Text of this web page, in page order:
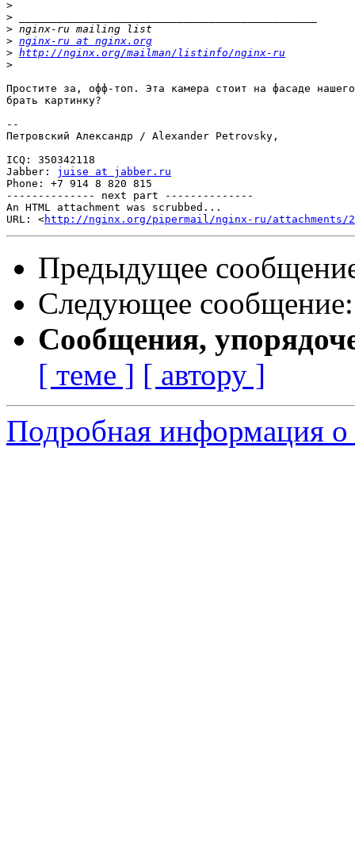
>
>
>
> nginx-ru at nginx.org
> http://nginx.org/mailman/listinfo/nginx-ru
>
Простите за, офф-топ. Эта камера стоит на фасаде
брать картинку?
--
Петровский Александр / Alexander Petrovsky,
ICQ: 350342118
Jabber: juise at jabber.ru
Phone: +7 914 8 820 815
-------------- next part --------------
An HTML attachment was scrubbed...
URL: <http://nginx.org/pipermail/nginx-ru/attachments/
Предыдущее
Следующее
Сообщения,
[ теме ] [ автору ]
Подробная информация